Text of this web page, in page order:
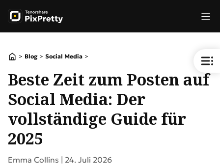
> Blog > Social Media >
Beste Zeit zum Posten auf
Social Media: Der
vollständige Guide für
2025
Emma Collins | 24. Juli 2026